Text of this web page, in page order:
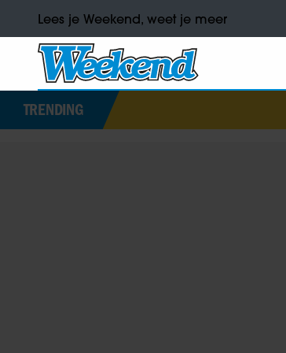
Lees je Weekend, weet je meer
TRENDING